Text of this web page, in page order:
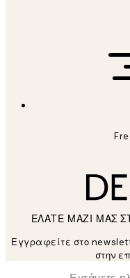
ΕΛΑΤΕ ΜΑΖΙ ΜΑΣ
Εγγραφείτε στο
στην
Ηλεκτρονική